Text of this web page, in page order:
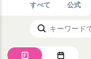
すべて 公式